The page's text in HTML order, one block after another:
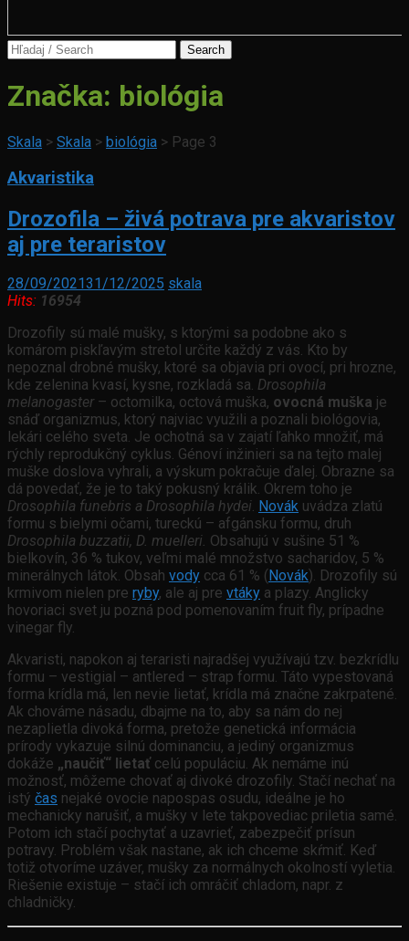
Search
Značka: biológia
Skala > Skala > biológia > Page 3
Akvaristika
Drozofila – živá potrava pre akvaristov
aj pre teraristov
28/09/202131/12/2025 skala
Hits: 16954
Drozofily sú malé mušky, s ktorými sa podobne ako s
komárom piskľavým stretol určite každý z vás. Kto by
nepoznal drobné mušky, ktoré sa objavia pri ovocí, pri hrozne,
kde zelenina kvasí, kysne, rozkladá sa. Drosophila
melanogaster– octomilka, octová muška, ovocná muška je
snáď organizmus, ktorý najviac využili a poznali biológovia,
lekári celého sveta. Je ochotná sa v zajatí ľahko množiť, má
rýchly reprodukčný cyklus. Génoví inžinieri sa na tejto malej
muške doslova vyhrali, a výskum pokračuje ďalej. Obrazne sa
dá povedať, že je to taký pokusný králik. Okrem toho je
Drosophila funebris a Drosophila hydei. Novák uvádza zlatú
formu s bielymi očami, tureckú – afgánsku formu, druh
Drosophila buzzatii, D. muelleri. Obsahujú v sušine 51 %
bielkovín, 36 % tukov, veľmi malé množstvo sacharidov, 5 %
minerálnych látok. Obsah vody cca 61 % ( Novák). Drozofily sú
krmivom nielen pre ryby, ale aj pre vtáky a plazy. Anglicky
hovoriaci svet ju pozná pod pomenovaním fruit fly, prípadne
vinegar fly.
Akvaristi, napokon aj teraristi najradšej využívajú tzv. bezkrídlu
formu – vestigial – antlered – strap formu. Táto vypestovaná
forma krídla má, len nevie lietať, krídla má značne zakrpatené.
Ak chováme násadu, dbajme na to, aby sa nám do nej
nezaplietla divoká forma, pretože genetická informácia
prírody vykazuje silnú dominanciu, a jediný organizmus
dokáže „naučiť“ lietať celú populáciu. Ak nemáme inú
možnosť, môžeme chovať aj divoké drozofily. Stačí nechať na
istý čas nejaké ovocie napospas osudu, ideálne je ho
mechanicky narušiť, a mušky v lete takpovediac priletia samé.
Potom ich stačí pochytať a uzavrieť, zabezpečiť prísun
potravy. Problém však nastane, ak ich chceme skŕmiť. Keď
totiž otvoríme uzáver, mušky za normálnych okolností vyletia.
Riešenie existuje – stačí ich omráčiť chladom, napr. z
chladničky.